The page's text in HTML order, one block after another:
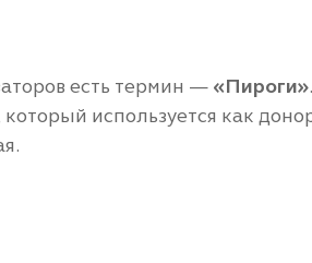
есть термин — «Пироги».
используется как